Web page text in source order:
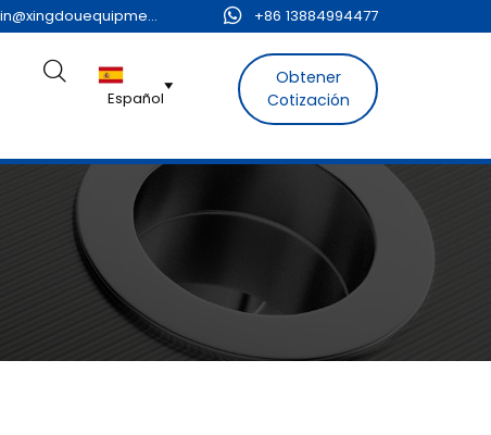
admin@xingdouequipment.com  +86 13884994477

Español

Obtener
Cotización